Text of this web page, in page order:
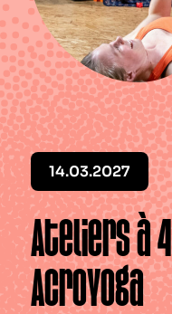
Offres
Le
Infos
Contact
14.03.2027
Ateliers à
Acroyoga